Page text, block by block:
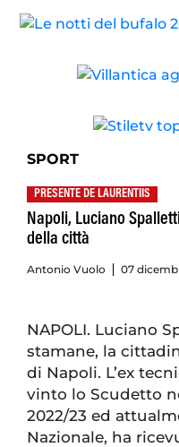
SPORT
PRESENTE DE LAURENTIIS
Napoli, Luciano
della città
Antonio Vuolo 07
NAPOLI. Luciano
stamane, la
di Napoli. L’ex
vinto lo Scudetto
2022/23 ed
Nazionale, ha